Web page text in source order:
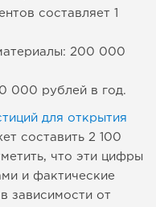
составляет 1
200 000
000 рублей в год.
для открытия
составить 2 100
что эти цифры
и фактические
зависимости от